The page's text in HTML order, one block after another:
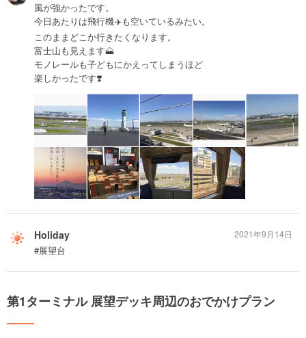
風が強かったです。
今日あたりは飛行機✈️も空いているみたい。
このままどこか行きたくなります。
富士山も見えます🗻
モノレールも子どもにかえってしまうほど
楽しかったです❣️
Holiday
#展望台
2021年9月14日
第1ターミナル 展望デッキ周辺のおでかけプラン